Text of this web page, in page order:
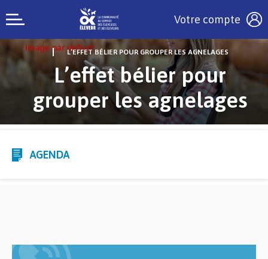
Votre compte
L’EFFET BÉLIER POUR GROUPER LES AGNELAGES
L’effet bélier pour
grouper les agnelages
AGENDA